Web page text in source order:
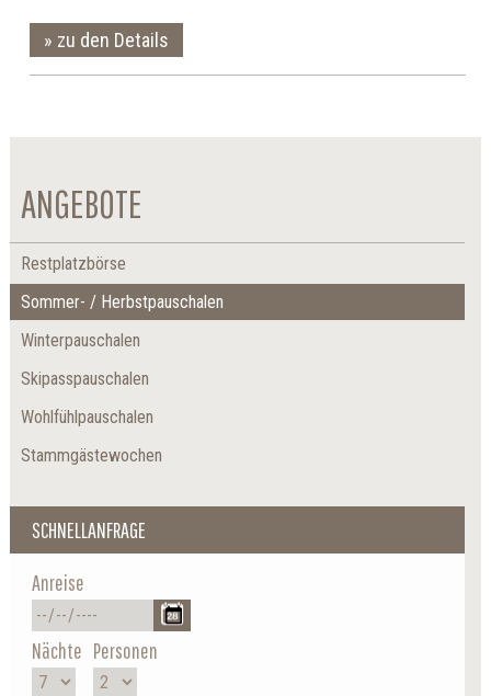
zu den Details
ANGEBOTE
Restplatzbörse
Sommer- / Herbstpauschalen
Winterpauschalen
Skipasspauschalen
Wohlfühlpauschalen
Stammgästewochen
SCHNELLANFRAGE
Anreise
Nächte Personen